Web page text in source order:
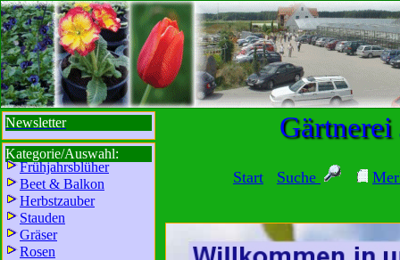
sbisbbib
Start Suche
Gärtnerei
Newsletter
Kategorie/Auswahl:
Frühjahrsblüher
Beet & Balkon
Herbstzauber
Stauden
Gräser
Rosen